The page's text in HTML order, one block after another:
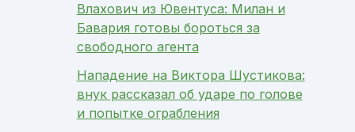
Влахович из Ювентуса: Милан и
Бавария готовы бороться за
свободного агента
Нападение на Виктора Шустикова:
внук рассказал об ударе по голове
и попытке ограбления